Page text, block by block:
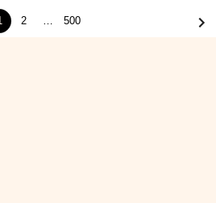
2 … 500